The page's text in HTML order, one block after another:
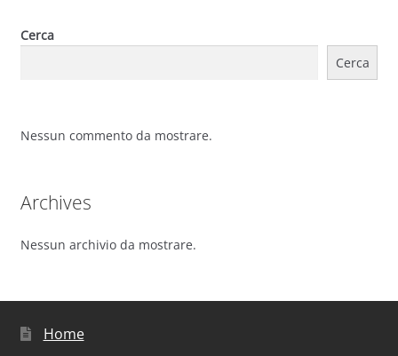
Cerca
Cerca
Nessun commento da mostrare.
Archives
Nessun archivio da mostrare.
Home